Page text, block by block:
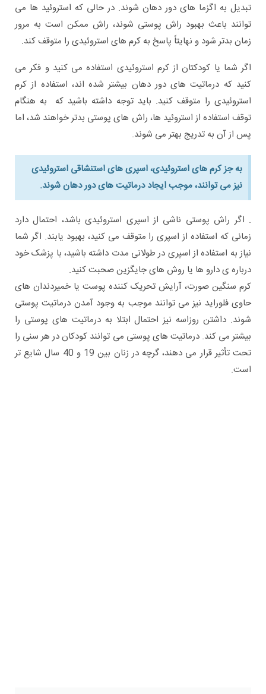
تبدیل به اگزما های دور دهان شوند. در حالی که استروئید ها می
توانند باعث بهبود راش پوستی شوند، راش ممکن است به مرور
زمان بدتر شود و نهایتاً پاسخ به کرم های استروئیدی را متوقف کند.
اگر شما یا کودکتان از کرم استروئیدی استفاده می کنید و فکر می
کنید که درماتیت های دور دهان بیشتر شده اند، استفاده از کرم
استروئیدی را متوقف کنید. باید توجه داشته باشید که به هنگام
توقف استفاده از استروئید ها، راش های پوستی بدتر خواهند شد، اما
پس از آن به تدریج بهتر می شوند.
به جز کرم های استروئیدی، اسپری های استنشاقی استروئیدی
نیز می توانند، موجب ایجاد درماتیت های دور دهان شوند.
. اگر راش پوستی ناشی از اسپری استروئیدی باشد، احتمال دارد
زمانی که استفاده از اسپری را متوقف می کنید، بهبود یابند. اگر شما
نیاز به استفاده از اسپری در طولانی مدت داشته باشید، با پزشک خود
درباره ی دارو ها یا روش های جایگزین صحبت کنید.
کرم سنگین صورت، آرایش تحریک کننده پوست یا خمیردندان های
حاوی فلوراید نیز می توانند موجب به وجود آمدن درماتیت پوستی
شوند. داشتن روزاسه نیز احتمال ابتلا به درماتیت های پوستی را
بیشتر می کند. درماتیت های پوستی می توانند کودکان در هر سنی را
تحت تأثیر قرار می دهند، گرچه در زنان بین 19 و 40 سال شایع تر
است.